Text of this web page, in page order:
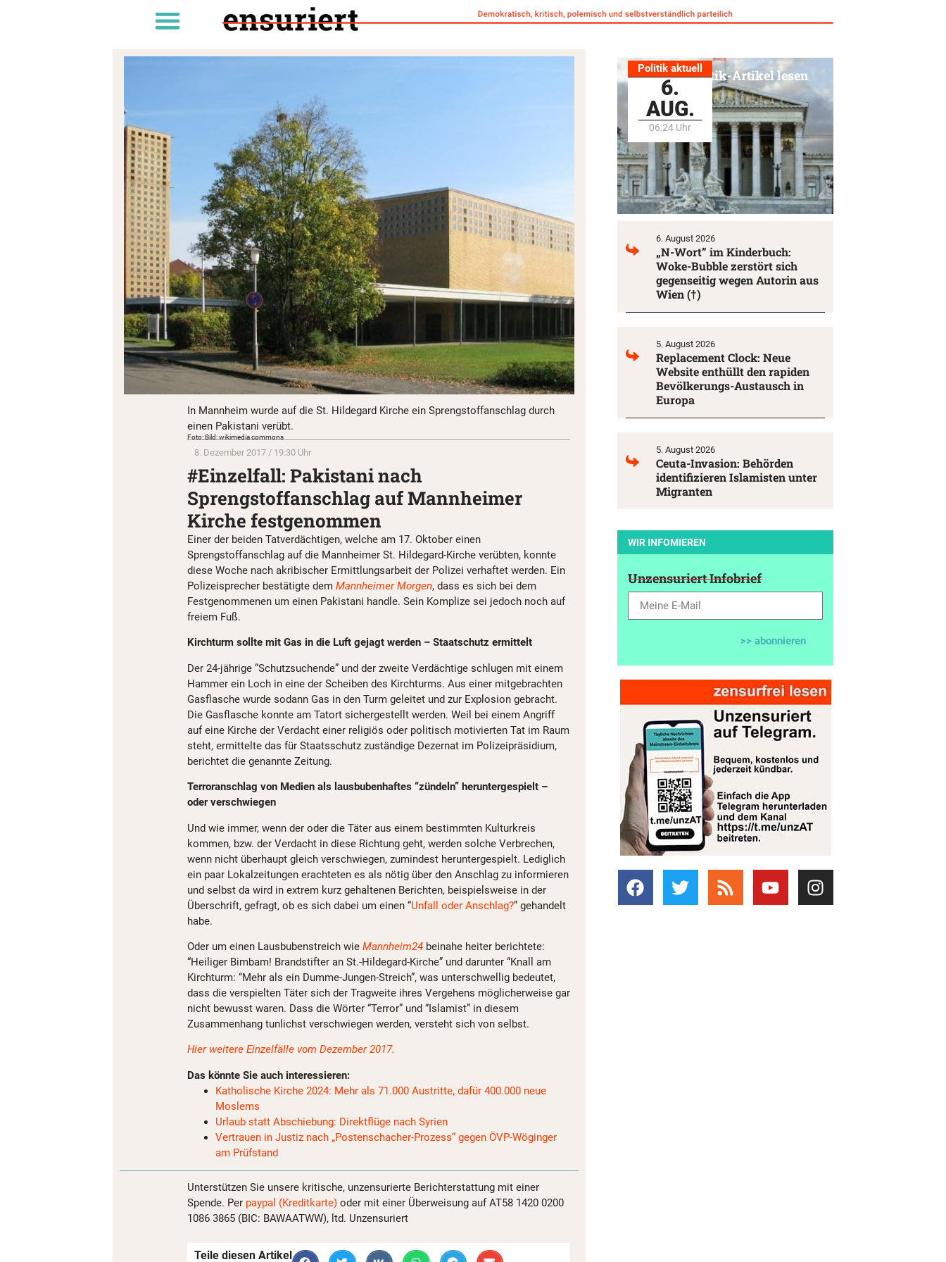
In Mannheim wurde auf die St. Hildegard Kirche ein Sprengstoffanschlag durch
einen Pakistani verübt.
Foto: Bild: wikimedia commons
8. Dezember 2017 / 19:30 Uhr
#Einzelfall: Pakistani nach
Sprengstoffanschlag auf Mannheimer
Kirche festgenommen
Einer der beiden Tatverdächtigen, welche am 17. Oktober einen
Sprengstoffanschlag auf die Mannheimer St. Hildegard-Kirche verübten, konnte
diese Woche nach akribischer Ermittlungsarbeit der Polizei verhaftet werden. Ein
Polizeisprecher bestätigte dem Mannheimer Morgen, dass es sich bei dem
Festgenommenen um einen Pakistani handle. Sein Komplize sei jedoch noch auf
freiem Fuß.
Kirchturm sollte mit Gas in die Luft gejagt werden – Staatschutz ermittelt
Der 24-jährige “Schutzsuchende” und der zweite Verdächtige schlugen mit einem
Hammer ein Loch in eine der Scheiben des Kirchturms. Aus einer mitgebrachten
Gasflasche wurde sodann Gas in den Turm geleitet und zur Explosion gebracht.
Die Gasflasche konnte am Tatort sichergestellt werden. Weil bei einem Angriff
auf eine Kirche der Verdacht einer religiös oder politisch motivierten Tat im Raum
steht, ermittelte das für Staatsschutz zuständige Dezernat im Polizeipräsidium,
berichtet die genannte Zeitung.
Terroranschlag von Medien als lausbubenhaftes “zündeln” heruntergespielt –
oder verschwiegen
Und wie immer, wenn der oder die Täter aus einem bestimmten Kulturkreis
kommen, bzw. der Verdacht in diese Richtung geht, werden solche Verbrechen,
wenn nicht überhaupt gleich verschwiegen, zumindest heruntergespielt. Lediglich
ein paar Lokalzeitungen erachteten es als nötig über den Anschlag zu informieren
und selbst da wird in extrem kurz gehaltenen Berichten, beispielsweise in der
Überschrift, gefragt, ob es sich dabei um einen “Unfall oder Anschlag?” gehandelt
habe.
Oder um einen Lausbubenstreich wie Mannheim24 beinahe heiter berichtete:
“Heiliger Bimbam! Brandstifter an St.-Hildegard-Kirche” und darunter “Knall am
Kirchturm: “Mehr als ein Dumme-Jungen-Streich”, was unterschwellig bedeutet,
dass die verspielten Täter sich der Tragweite ihres Vergehens möglicherweise gar
nicht bewusst waren. Dass die Wörter “Terror” und “Islamist” in diesem
Zusammenhang tunlichst verschwiegen werden, versteht sich von selbst.
Hier weitere Einzelfälle vom Dezember 2017.
Das könnte Sie auch interessieren:
Katholische Kirche 2024: Mehr als 71.000 Austritte, dafür 400.000 neue
Moslems
Urlaub statt Abschiebung: Direktflüge nach Syrien
Vertrauen in Justiz nach „Postenschacher-Prozess“ gegen ÖVP-Wöginger
am Prüfstand
Unterstützen Sie unsere kritische, unzensurierte Berichterstattung mit einer
Spende. Per paypal (Kreditkarte) oder mit einer Überweisung auf AT58 1420 0200
1086 3865 (BIC: BAWAATWW), ltd. Unzensuriert
Teile diesen Artikel
Politik aktuell
6.
AUG.
06:24 Uhr
Alle Politik-Artikel lesen
6. August 2026
„N-Wort” im Kinderbuch:
Woke-Bubble zerstört sich
gegenseitig wegen Autorin aus
Wien (†)
5. August 2026
Replacement Clock: Neue
Website enthüllt den rapiden
Bevölkerungs-Austausch in
Europa
5. August 2026
Ceuta-Invasion: Behörden
identifizieren Islamisten unter
Migranten
WIR INFOMIEREN
Unzensuriert Infobrief
>> abonnieren